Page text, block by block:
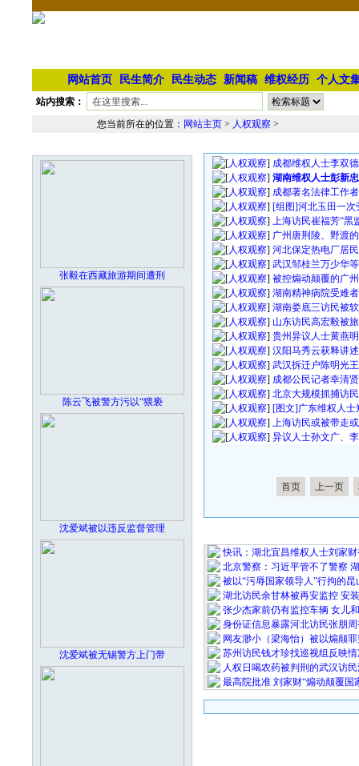
网站首页 民生简介 民生动态 新闻稿 维权经历 个人文
站内搜索：
您当前所在的位置： 网站主页 > 人权观察 >
张毅在西藏旅游期间遭刑
陈云飞被警方污以“猥亵
沈爱斌被以违反监督管理
沈爱斌被无锡警方上门带
[人权观察] 成都维权人士李双
[人权观察] 湖南维权人士彭新
[人权观察] 成都著名法律工作
[人权观察] [组图]河北玉田一
[人权观察] 上海访民崔福芳“黑
[人权观察] 广州唐荆陵、野渡
[人权观察] 河北保定热电厂居
[人权观察] 武汉邹桂兰万少华
[人权观察] 被控煽动颠覆的广
[人权观察] 湖南精神病院受难
[人权观察] 湖南娄底三访民被
[人权观察] 山东访民高宏毅被
[人权观察] 贵州异议人士黄燕
[人权观察] 汉阳马秀云获释讲
[人权观察] 武汉拆迁户陈明光
[人权观察] 成都公民记者幸清
[人权观察] 北京大规模抓捕访
[人权观察] [图文]广东维权人
[人权观察] 上海访民或被带走
[人权观察] 异议人士孙文广、
首页 上一页
快讯：湖北宜昌维权人士刘家
北京警察：习近平管不了警察
被以“污辱国家领导人”行拘的昆
湖北访民余甘林被再安监控 安
张少杰家前仍有监控车辆 女儿
身份证信息暴露河北访民张朋
网友渺小（梁海怡）被以煽颠
苏州访民钱才珍找巡视组反映
人权日喝农药被判刑的武汉访
最高院批准 刘家财“煽动颠覆国